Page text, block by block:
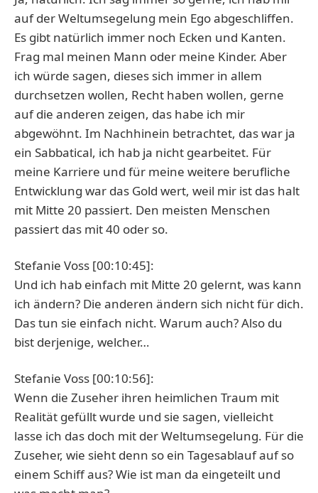
auf der Weltumsegelung mein Ego abgeschliffen.
Es gibt natürlich immer noch Ecken und Kanten.
Frag mal meinen Mann oder meine Kinder. Aber
ich würde sagen, dieses sich immer in allem
durchsetzen wollen, Recht haben wollen, gerne
auf die anderen zeigen, das habe ich mir
abgewöhnt. Im Nachhinein betrachtet, das war ja
ein Sabbatical, ich hab ja nicht gearbeitet. Für
meine Karriere und für meine weitere berufliche
Entwicklung war das Gold wert, weil mir ist das halt
mit Mitte 20 passiert. Den meisten Menschen
passiert das mit 40 oder so.
Stefanie Voss [00:10:45]:
Und ich hab einfach mit Mitte 20 gelernt, was kann
ich ändern? Die anderen ändern sich nicht für dich.
Das tun sie einfach nicht. Warum auch? Also du
bist derjenige, welcher…
Stefanie Voss [00:10:56]:
Wenn die Zuseher ihren heimlichen Traum mit
Realität gefüllt wurde und sie sagen, vielleicht
lasse ich das doch mit der Weltumsegelung. Für die
Zuseher, wie sieht denn so ein Tagesablauf auf so
einem Schiff aus? Wie ist man da eingeteilt und